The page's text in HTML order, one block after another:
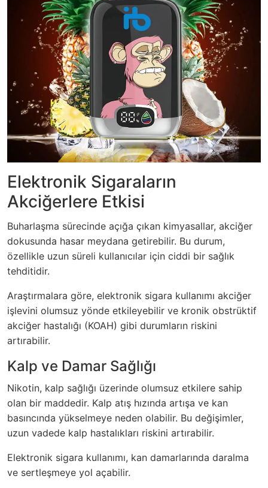
Elektronik Sigaraların
Akciğerlere Etkisi
Buharlaşma sürecinde açığa çıkan kimyasallar, akciğer
dokusunda hasar meydana getirebilir. Bu durum,
özellikle uzun süreli kullanıcılar için ciddi bir sağlık
tehditidir.
Araştırmalara göre, elektronik sigara kullanımı akciğer
işlevini olumsuz yönde etkileyebilir ve kronik obstrüktif
akciğer hastalığı (KOAH) gibi durumların riskini
artırabilir.
Kalp ve Damar Sağlığı
Nikotin, kalp sağlığı üzerinde olumsuz etkilere sahip
olan bir maddedir. Kalp atış hızında artışa ve kan
basıncında yükselmeye neden olabilir. Bu değişimler,
uzun vadede kalp hastalıkları riskini artırabilir.
Elektronik sigara kullanımı, kan damarlarında daralma
ve sertleşmeye yol açabilir.